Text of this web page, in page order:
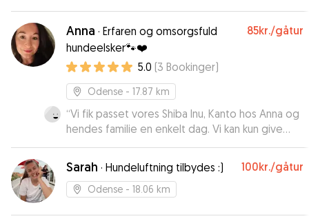
har haft det super godt, og fået den pleje,
omsorg og tryghed de hver især behøvede. Vi
har følt os trygge ved at overlade både dyr og
hjem til hende, og har fået løbende billeder og
beskeder om hvordan det er gået. Vi kan kun
anbefale Anne som hundepasser i både kortere
og længere tid!”
Anna · Erfaren og omsorgsfuld
hundeelsker🐾❤️
85kr./gåtur
5.0 (3 Bookinger)
Odense - 17.87 km
“Vi fik passet vores Shiba Inu, Kanto hos Anna og
hendes familie en enkelt dag. Vi kan kun give
Anna og hendes familie vores bedste
anbefalinger. Kanto fik masser af
opmærksomhed, gode aktiviteter og lange
gåture. Anna var flink til at sende billeder af
med i, at Kanto havde det rigtig godt under
Sarah · Hundeluftning tilbydes :) 100kr./gåtur
Odense - 18.06 km